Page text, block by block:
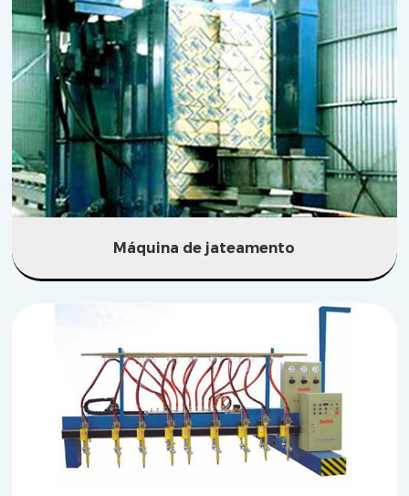
Máquina de jateamento